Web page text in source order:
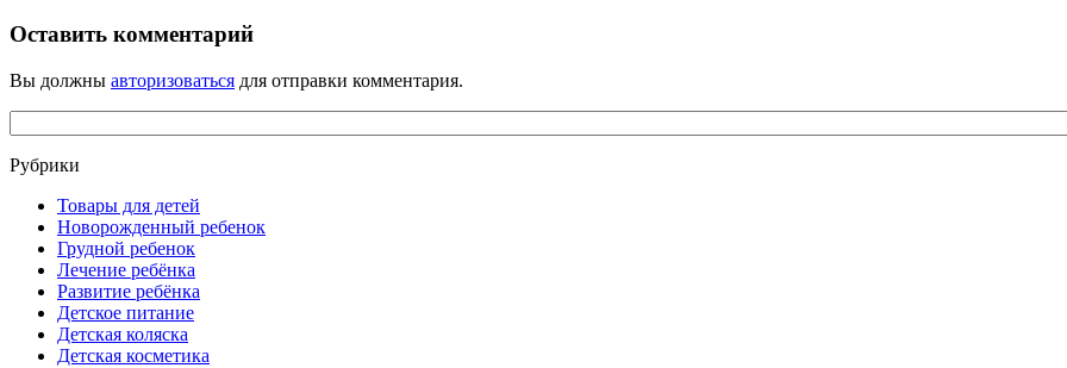
Оставить комментарий
Вы должны авторизоваться для отправки комментария.
Рубрики
Товары для детей
Новорожденный ребенок
Грудной ребенок
Лечение ребёнка
Развитие ребёнка
Детское питание
Детская коляска
Детская косметика